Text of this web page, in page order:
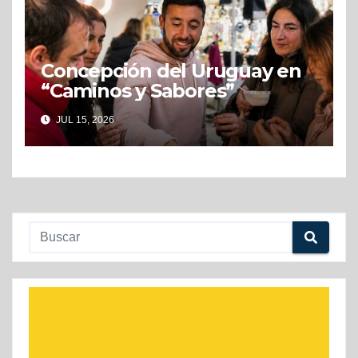
Concepción del Uruguay en
“Caminos y Sabores”
JUL 15, 2026